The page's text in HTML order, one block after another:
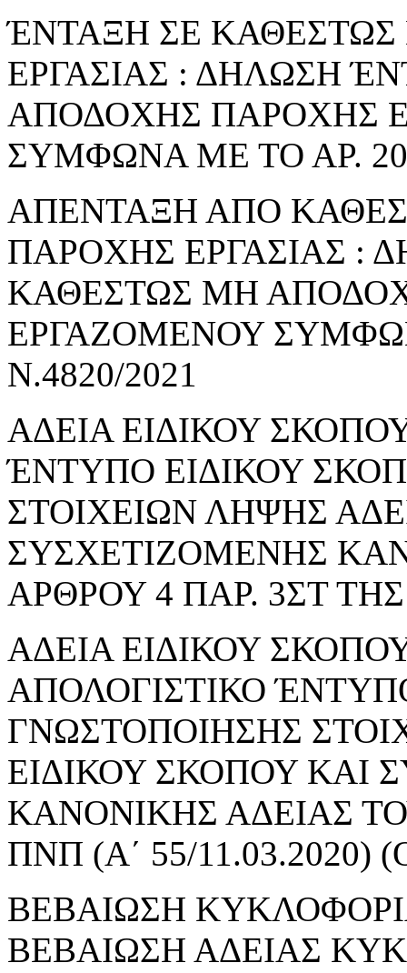
ΈΝΤΑΞΗ ΣΕ
ΕΡΓΑΣΙΑΣ : ΔΗΛΩΣΗ
ΑΠΟΔΟΧΗΣ ΠΑΡΟΧΗΣ
ΣΥΜΦΩΝΑ ΜΕ ΤΟ ΑΡ.
ΑΠΕΝΤΑΞΗ ΑΠΟ
ΠΑΡΟΧΗΣ ΕΡΓΑΣΙΑΣ :
ΚΑΘΕΣΤΩΣ ΜΗ
ΕΡΓΑΖΟΜΕΝΟΥ
Ν.4820/2021
ΑΔΕΙΑ ΕΙΔΙΚΟΥ
ΈΝΤΥΠΟ ΕΙΔΙΚΟΥ
ΣΤΟΙΧΕΙΩΝ ΛΗΨΗΣ
ΣΥΣΧΕΤΙΖΟΜΕΝΗΣ
ΑΡΘΡΟΥ 4 ΠΑΡ. 3ΣΤ ΤΗΣ
ΑΔΕΙΑ ΕΙΔΙΚΟΥ
ΑΠΟΛΟΓΙΣΤΙΚΟ
ΓΝΩΣΤΟΠΟΙΗΣΗΣ
ΕΙΔΙΚΟΥ ΣΚΟΠΟΥ ΚΑΙ
ΚΑΝΟΝΙΚΗΣ ΑΔΕΙΑΣ
ΠΝΠ (Α΄ 55/
ΒΕΒΑΙΩΣΗ
ΒΕΒΑΙΩΣΗ ΑΔΕΙΑΣ